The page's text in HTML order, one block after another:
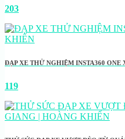
203
ĐẠP XE THỬ NGHIỆM INSTA360 ONE
119